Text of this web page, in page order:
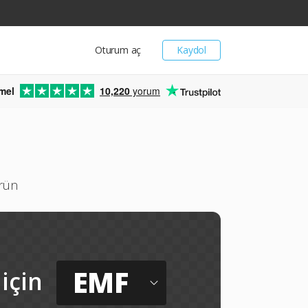
Kaydol
Oturum aç
10,220 yorum
için EMF